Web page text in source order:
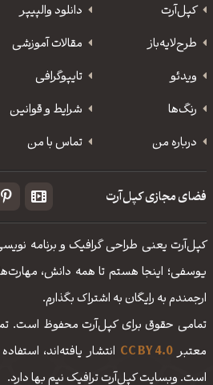
کپل‌آرت دانلود‌ والپیپر
طرح‌لایه‌باز
مقالات آموزشی
ویدئو
‌تایپوگرافی
رنگ‌ها
شرایط و قوانین
درباره من
تماس با من
فضای مجازی کپل‌آرت
کپل‌آرت یعنی طراحی گرافیک و برنامه
یوسفی؛ اینجا هستم تا همه دانش،
ارجمندم به رایگان به اشتراک بگذارم.
تمامی حقوق برای کپل‌آرت محفوظ است.
معتبرCC BY 4.0 انتشار یافته‌اند،
است. وبسایت کپل‌آرت ترافیک نیم بها دارد.